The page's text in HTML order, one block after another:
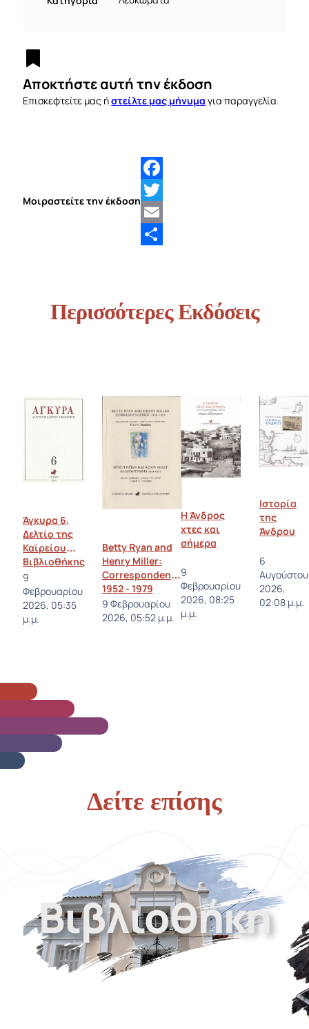
Αποκτήστε αυτή την έκδοση
Επισκεφτείτε μας ήστείλτε μας μήνυμα για παραγγελία.
Μοιραστείτε την έκδοση
Facebook
Twitter
Email
Περισσότερες Εκδόσεις
Άγκυρα 6,
Δελτίο της
Καϊρείου
Βιβλιοθήκης
9
Φεβρουαρίου
2026, 05:35
μ.μ.
Betty Ryan and
Henry Miller:
Correspondence
1952 - 1979
9 Φεβρουαρίου
2026, 05:52 μ.μ.
Η Άνδρος
χτες και
σήμερα
9
Φεβρουαρίου
2026, 08:25
μ.μ.
Ιστορία
της
Άνδρου
6
Αυγούστου
2026,
02:08 μ.μ.
Δείτε επίσης
Βιβλιοθήκη